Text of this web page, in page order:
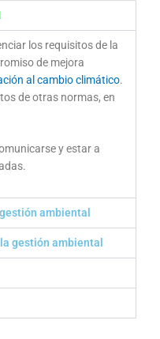
los requisitos de la
de mejora
al cambio climático.
de otras normas, en
y estar a
ambiental
gestión ambiental